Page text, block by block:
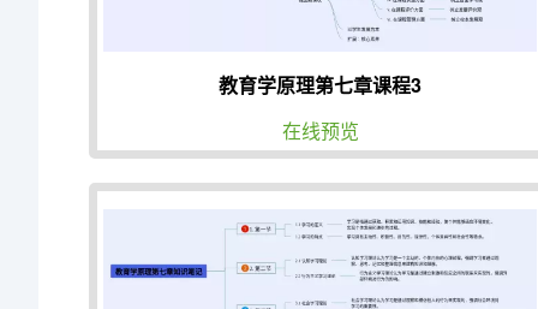
教育学原理第七章课程3
在线预览